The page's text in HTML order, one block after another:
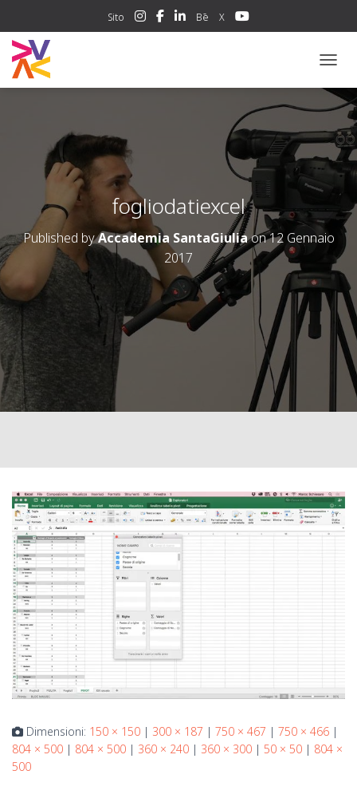
Sito Bē X
fogliodatiexcel
Published byAccademia SantaGiuliaon12 Gennaio
2017
Dimensioni: 150 × 150 | 300 × 187 | 750 × 467 | 750 × 466 |
804 × 500 | 804 × 500 | 360 × 240 | 360 × 300 | 50 × 50 | 804 ×
500